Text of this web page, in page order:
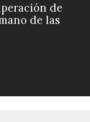
de
de las